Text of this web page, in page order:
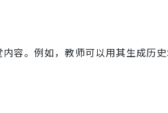
容。例如，教师可以用其生成历